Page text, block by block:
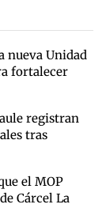
nueva Unidad
fortalecer
registran
tras
el MOP
Cárcel La